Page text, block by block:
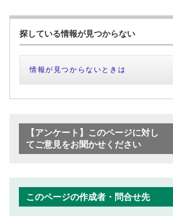
探している情報が見つからない
情報が見つからないときは
【アンケート】このページに対し
てご意見をお聞かせください
このページの作成者・問合せ先